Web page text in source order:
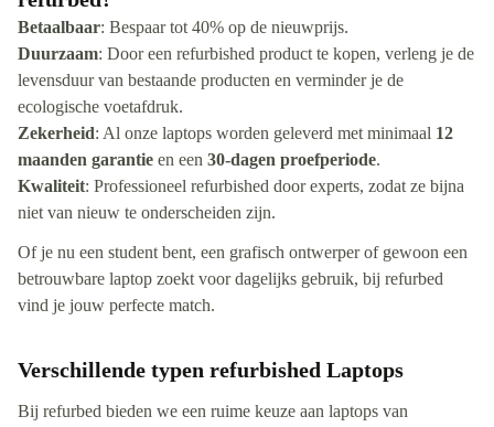
Betaalbaar: Bespaar tot 40% op de nieuwprijs.
Duurzaam: Door een refurbished product te kopen, verleng je de
levensduur van bestaande producten en verminder je de
ecologische voetafdruk.
Zekerheid: Al onze laptops worden geleverd met minimaal 12
maanden garantie en een 30-dagen proefperiode.
Kwaliteit: Professioneel refurbished door experts, zodat ze bijna
niet van nieuw te onderscheiden zijn.
Of je nu een student bent, een grafisch ontwerper of gewoon een
betrouwbare laptop zoekt voor dagelijks gebruik, bij refurbed
vind je jouw perfecte match.
Verschillende typen refurbished Laptops
Bij refurbed bieden we een ruime keuze aan laptops van